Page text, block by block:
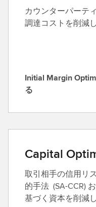
カウンターパーテ
調達コストを削減し
I
i
a
M
a
r
Initial Margin
る
Capital
取引相手の信用リ
的手法 (SA-CCR)
基づく資本を削減し